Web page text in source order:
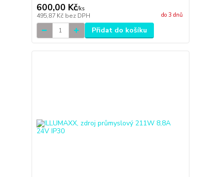
600,00 Kč/ks
495,87 Kč bez DPH do 3 dnů
Přidat do košíku